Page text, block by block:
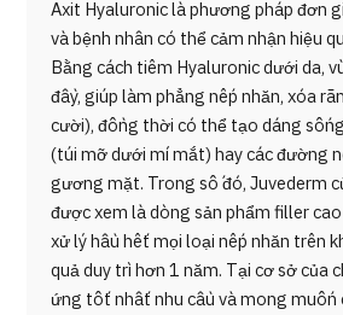
Axit Hyaluronic là phương pháp đơn
và bệnh nhân có thể cảm nhận hiệu
Bằng cách tiêm Hyaluronic dưới da,
đầy, giúp làm phẳng nếp nhăn, xóa
cười), đồng thời có thể tạo dáng
(túi mỡ dưới mí mắt) hay các đường
gương mặt. Trong số đó, Juvederm
được xem là dòng sản phẩm filler
xử lý hầu hết mọi loại nếp nhăn trên
quả duy trì hơn 1 năm. Tại cơ sở của
ứng tốt nhất nhu cầu và mong muốn